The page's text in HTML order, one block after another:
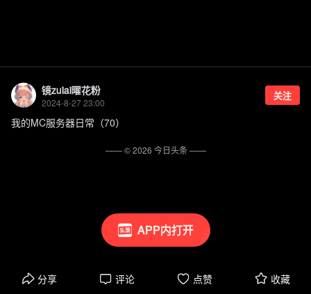
APP内打开
镜zuiai曜花粉
2024-8-27 23:00
关注
我的MC服务器日常（70）
分享 评论 点赞 收藏
—— ©2026 今日头条——